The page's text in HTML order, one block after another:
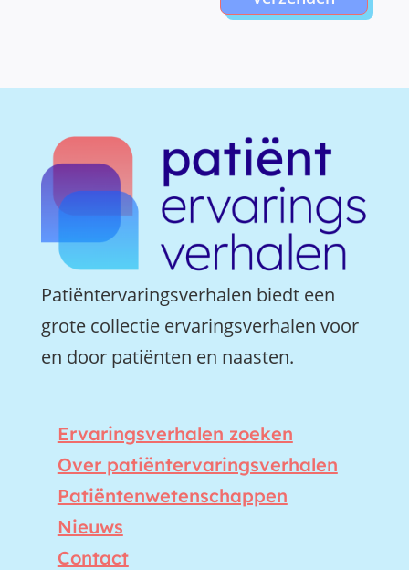
Patiëntervaringsverhalen biedt een
grote collectie ervaringsverhalen voor
en door patiënten en naasten.
Ervaringsverhalen zoeken
Over patiëntervaringsverhalen
Patiëntenwetenschappen
Nieuws
Contact